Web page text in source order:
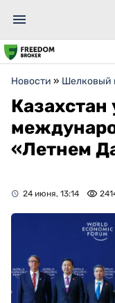
Новости » Шелковый
Казахстан
«Летнем
24 июня, 13:14